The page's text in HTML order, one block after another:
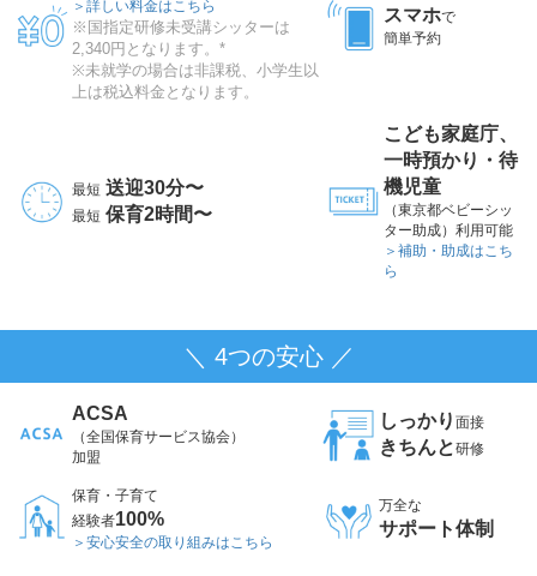
＞詳しい料金はこちら
※国指定研修未受講シッターは
2,340円となります。*
※未就学の場合は非課税、小学生以
上は税込料金となります。
スマホで
簡単予約
最短 送迎30分〜
最短 保育2時間〜
こども家庭庁、
一時預かり・待
機児童
（東京都ベビーシッ
ター助成）利用可能
＞補助・助成はこち
ら
＼ 4つの安心 ／
ACSA
（全国保育サービス協会）
加盟
しっかり 面接
きちんと研修
保育・子育て
経験者100%
＞安心安全の取り組みはこちら
万全な
サポート体制